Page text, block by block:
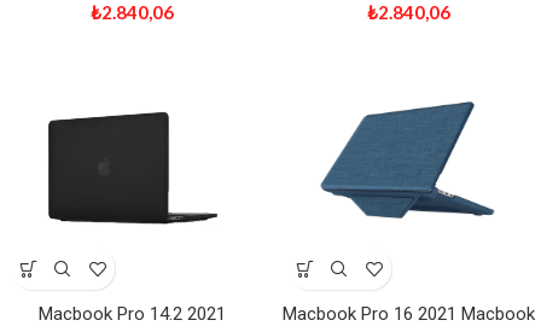
₺2.840,06 ₺2.840,06
Macbook Pro 14.2 2021
Macbook Pro 16 2021 Macbook